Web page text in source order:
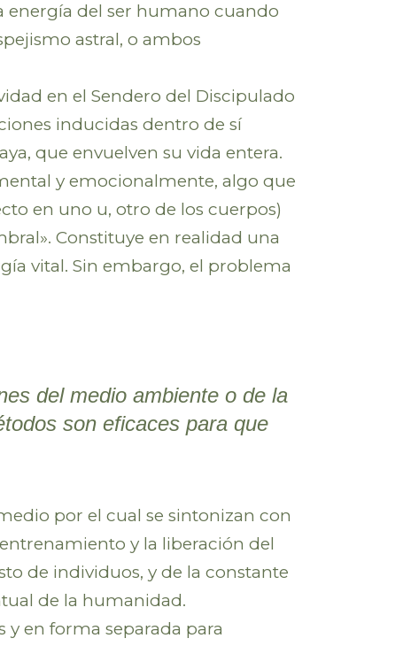
energía del ser humano cuando
astral, o ambos
en el Sendero del Discipulado
inducidas dentro de sí
que envuelven su vida entera.
y emocionalmente, algo que
en uno u, otro de los cuerpos)
Constituye en realidad una
vital. Sin embargo, el problema
del medio ambiente o de la
son eficaces para que
por el cual se sintonizan con
y la liberación del
de individuos, y de la constante
de la humanidad.
en forma separada para